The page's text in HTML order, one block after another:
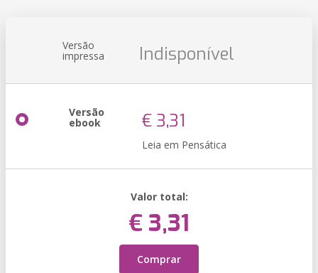
Versão
impressa Indisponível
Versão
ebook € 3,31
Leia em Pensática
Valor total:
€ 3,31
Comprar